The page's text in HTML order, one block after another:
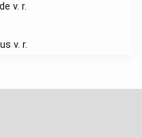
v. r.
v. r.